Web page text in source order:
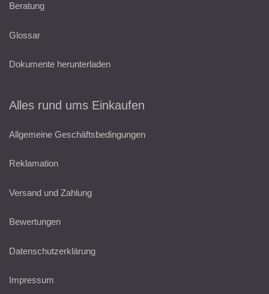
Beratung
Glossar
Dokumente herunterladen
Alles rund ums Einkaufen
Allgemeine Geschäftsbedingungen
Reklamation
Versand und Zahlung
Bewertungen
Datenschutzerklärung
Impressum